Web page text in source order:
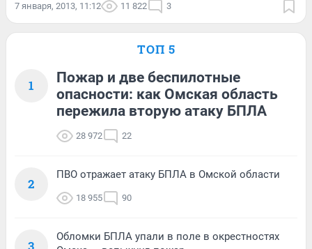
7 января, 2013, 11:12 11 822 3
ТОП 5
1
Пожар и две беспилотные
опасности: как Омская область
пережила вторую атаку БПЛА
28 972 22
2
ПВО отражает атаку БПЛА в Омской области
18 955 90
Обломки БПЛА упали в поле в окрестностях